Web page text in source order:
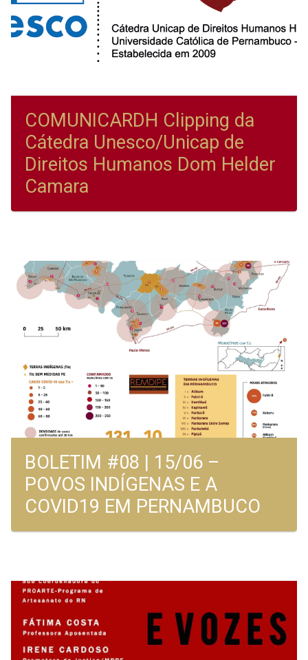
COMUNICARDH Clipping da
Cátedra Unesco/Unicap de
Direitos Humanos Dom Helder
Camara
BOLETIM #08 | 15/06 –
POVOS INDÍGENAS E A
COVID19 EM PERNAMBUCO